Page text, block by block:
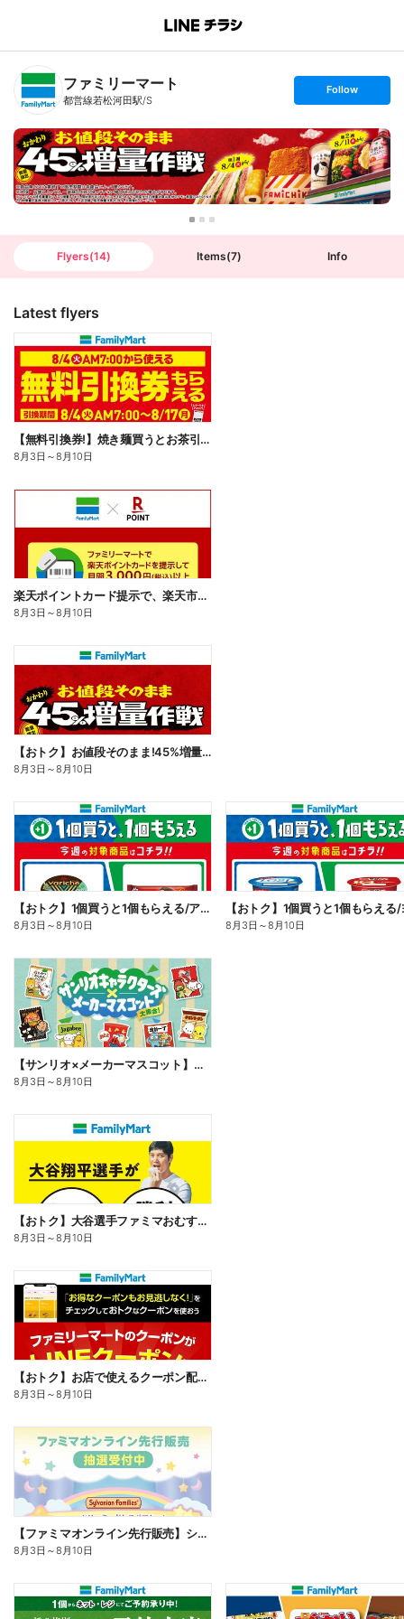
B
n
T
ファミリーマート
都営線若松河田駅/S
s
t
o
l
l
o
w
Follow
Flyers(14) Items(7) Info
Latest flyers
【無料引換券!】焼き麺買うとお茶引換券貰える!
8月3日 ～8月10日
楽天ポイントカード提示で、楽天市場でのお買い物がおトクに!
8月3日 ～8月10日
【おトク】お値段そのまま!45%増量作戦!
8月3日 ～8月10日
【おトク】1個買うと1個もらえる/アイス
8月3日 ～8月10日 8月3日 ～8月10日
【サンリオ×メーカーマスコット】オリジナルグッズ貰える!
8月3日 ～8月10日
【おトク】大谷選手ファミマおむすび割
8月3日 ～8月10日
【おトク】お店で使えるクーポン配信中
8月3日 ～8月10日
【ファミマオンライン先行販売】シルバニアファミリー
8月3日 ～8月10日